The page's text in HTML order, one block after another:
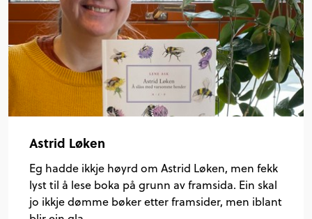
Astrid Løken
Eg hadde ikkje høyrd om Astrid Løken, men fekk
lyst til å lese boka på grunn av framsida. Ein skal
jo ikkje dømme bøker etter framsider, men iblant